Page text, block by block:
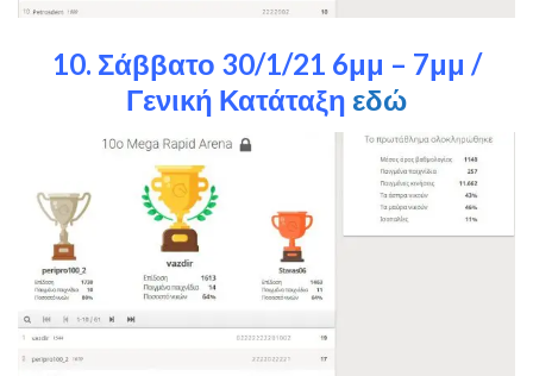
10. Σάββατο 30/1/21 6μμ – 7μμ /
Γενική Κατάταξη εδώ